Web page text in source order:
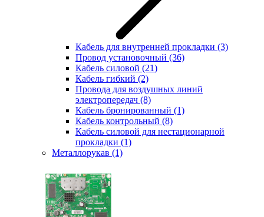
Кабель для внутренней прокладки (3)
Провод установочный (36)
Кабель силовой (21)
Кабель гибкий (2)
Провода для воздушных линий
электропередач (8)
Кабель бронированный (1)
Кабель контрольный (8)
Кабель силовой для нестационарной
прокладки (1)
Металлорукав (1)